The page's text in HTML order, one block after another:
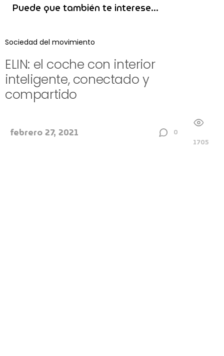
Puede que también te interese...
Sociedad del movimiento
ELIN: el coche con interior
inteligente, conectado y
compartido
febrero 27, 2021
0
1705